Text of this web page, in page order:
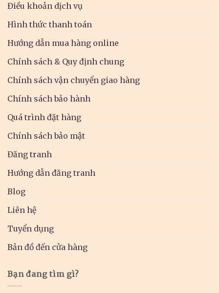
Điều khoản dịch vụ
Hình thức thanh toán
Hướng dẫn mua hàng online
Chính sách & Quy định chung
Chính sách vận chuyển giao hàng
Chính sách bảo hành
Quá trình đặt hàng
Chính sách bảo mật
Đăng tranh
Hướng dẫn đăng tranh
Blog
Liên hệ
Tuyển dụng
Bản đồ đến cửa hàng
Bạn đang tìm gì?